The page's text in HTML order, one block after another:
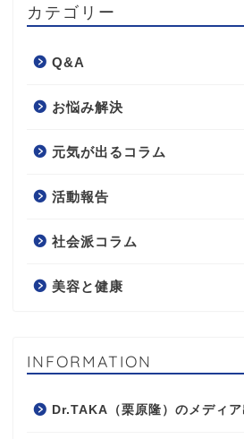
カテゴリー
Q&A
お悩み解決
元気が出るコラム
活動報告
社会派コラム
美容と健康
INFORMATION
Dr.TAKA（栗原隆）のメディ